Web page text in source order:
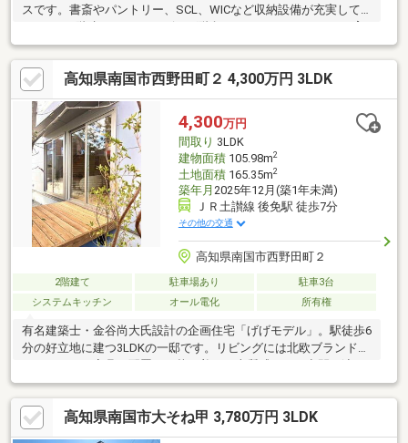
スです。書斎やパントリー、SCL、WICなど収納設備が充実して
み、階段下をTV設置やヌックとして有効活用できる間取りになっ
ています。北欧ブランドBoConcept家具が映える20畳以上の広々
LDKが魅力的です。西側7ｍ幅の道路に接する整形地で車の出入り
もスムーズです。
高知県南国市西野田町２ 4,300万円 3LDK
4,300万円
間取り 3LDK
建物面積105.98m2
土地面積165.35m2
築年月 2025年12月(築1年未満)
ＪＲ土讃線 後免駅 徒歩7分
その他の交通
高知県南国市西野田町２
2階建て 駐車場あり
駐車3台
システムキッチン
オール電化 所有権
有名建築士・金谷尚大氏設計の企画住宅「げげモデル」。駅徒歩6
分の好立地に建つ3LDKの一邸です。リビングには北欧ブランド
出。ウッドデッキや植栽が暮らしに彩りを添えます。耐震等級3・
HEAT20 G2相当の高断熱性能で快適性と省エネ性も両立。書斎や
パントリー、シューズクロークなど収納や動線にも配慮されてい
ます。モデルハウス展示終了につき、新価格でのご案内です。
高知県南国市大そね甲 3,780万円 3LDK